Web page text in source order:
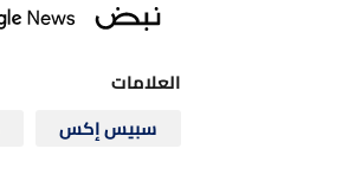
العلامات
سبيس إكس